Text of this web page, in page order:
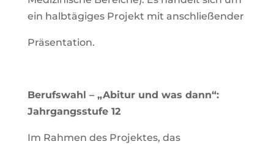
ein halbtägiges Projekt mit anschließender
Präsentation.
Berufswahl – „Abitur und was dann“:
Jahrgangsstufe 12
Im Rahmen des Projektes, das